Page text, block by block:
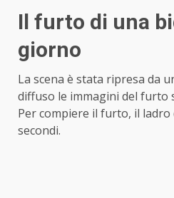
Il furto di una
giorno
La scena è stata ripresa da
diffuso le immagini del furto
Per compiere il furto, il ladro
secondi.